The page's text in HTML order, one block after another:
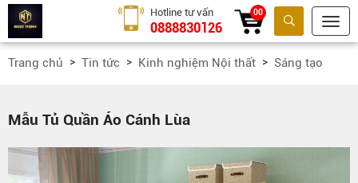
Tìm kiếm
Hotline tư vấn
0888830126
00
Trang chủ Tin tức Kinh nghiệm Nội thất Sáng tạo
Mẫu Tủ Quần Áo Cánh Lùa